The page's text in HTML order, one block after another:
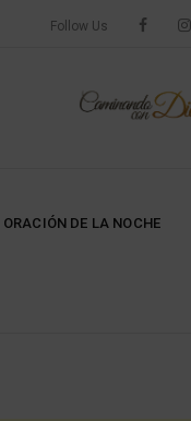
Follow Us
ORACIÓN DE LA NOCHE